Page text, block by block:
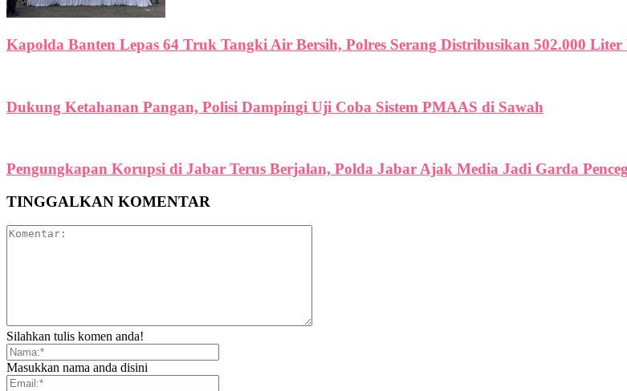
Kapolda Banten Lepas 64 Truk Tangki Air Bersih, Polres Serang Distribusikan 502.000
Dukung Ketahanan Pangan, Polisi Dampingi Uji Coba Sistem PMAAS di Sawah
Pengungkapan Korupsi di Jabar Terus Berjalan, Polda Jabar Ajak Media Jadi Garda
TINGGALKAN KOMENTAR
Silahkan tulis komen anda!
Masukkan nama anda disini